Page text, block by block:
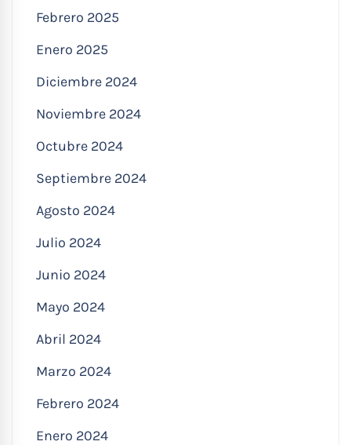
Febrero 2025
Enero 2025
Diciembre 2024
Noviembre 2024
Octubre 2024
Septiembre 2024
Agosto 2024
Julio 2024
Junio 2024
Mayo 2024
Abril 2024
Marzo 2024
Febrero 2024
Enero 2024